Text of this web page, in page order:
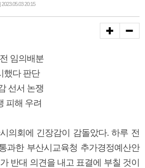
20:15
임의배분
했다 판단
선서 논쟁
피해 우려
의회에 긴장감이 감돌았다. 하루 전
과한 부산시교육청 추가경정예산안
반대 의견을 내고 표결에 부칠 것이